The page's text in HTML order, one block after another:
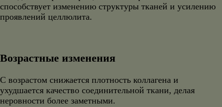
способствует изменению структуры тканей и усилению
проявлений целлюлита.
Возрастные изменения
С возрастом снижается плотность коллагена и
ухудшается качество соединительной ткани, делая
неровности более заметными.